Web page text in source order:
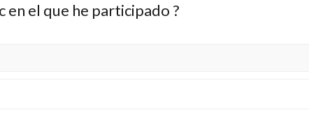
en el que he participado ?